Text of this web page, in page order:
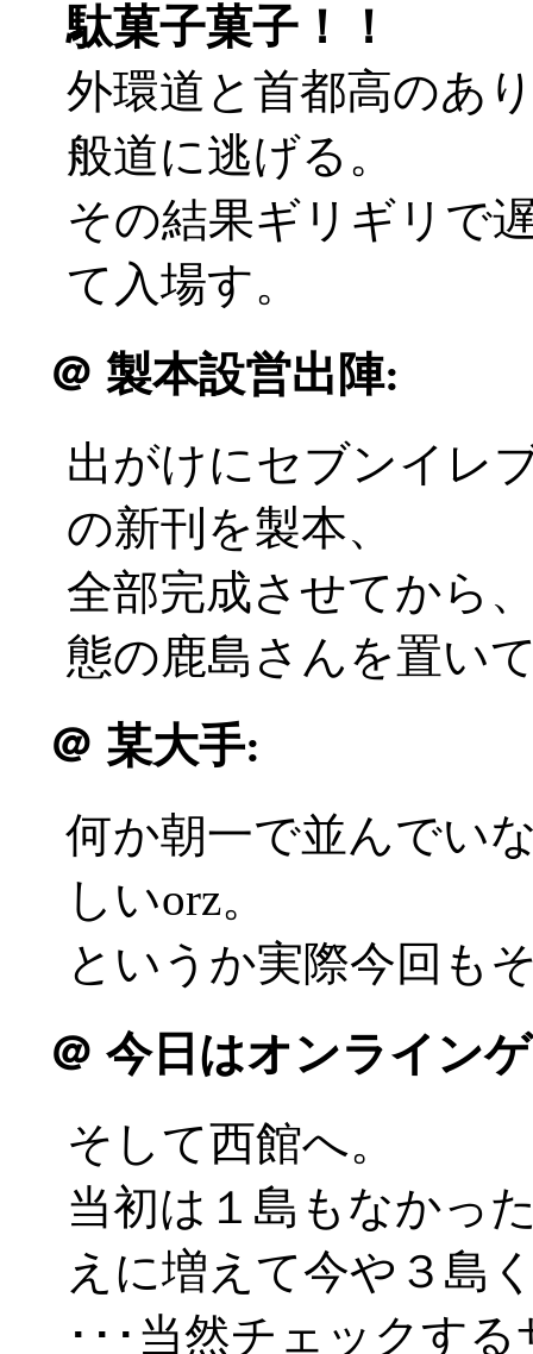
駄菓子菓子！！
外環道と首都高のあ
般道に逃げる。
その結果ギリギリで
て入場す。
＠ 製本設営出陣:
出がけにセブンイレ
の新刊を製本、
全部完成させてから
態の鹿島さんを置い
＠ 某大手:
何か朝一で並んでい
しいorz。
というか実際今回も
＠ 今日はオンライン
そして西館へ。
当初は１島もなかっ
えに増えて今や３島
･･･当然チェックす